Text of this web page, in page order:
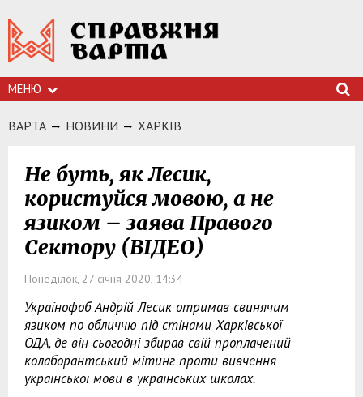
МЕНЮ
ВАРТА НОВИНИ ХАРКIВ
Не буть, як Лесик,
користуйся мовою, а не
язиком – заява Правого
Сектору (ВІДЕО)
Понеділок, 27 січня 2020, 14:34
Українофоб Андрій Лесик отримав свинячим
язиком по обличчю під стінами Харківської
ОДА, де він сьогодні збирав свій проплачений
колаборантський мітинг проти вивчення
української мови в українських школах.